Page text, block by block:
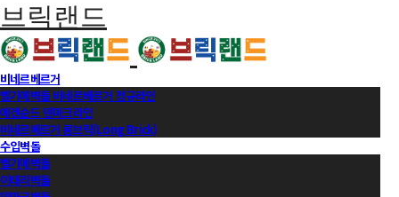
브릭랜드
비네르베르거
벨기에벽돌 비네르베르거 정규라인
에겐순드 덴마크라인
비네르베르거 롱브릭(Long Brick)
수입벽돌
벨기에벽돌
이태리벽돌